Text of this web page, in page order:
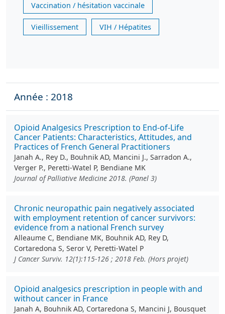
Vaccination / hésitation vaccinale
Vieillissement VIH / Hépatites
Année : 2018
Opioid Analgesics Prescription to End-of-Life
Cancer Patients: Characteristics, Attitudes, and
Practices of French General Practitioners
Janah A., Rey D., Bouhnik AD, Mancini J., Sarradon A.,
Verger P., Peretti-Watel P, Bendiane MK
Journal of Palliative Medicine 2018. (Panel 3)
Chronic neuropathic pain negatively associated
with employment retention of cancer survivors:
evidence from a national French survey
Alleaume C, Bendiane MK, Bouhnik AD, Rey D,
Cortaredona S, Seror V, Peretti-Watel P
J Cancer Surviv. 12(1):115-126 ; 2018 Feb. (Hors projet)
Opioid analgesics prescription in people with and
without cancer in France
Janah A, Bouhnik AD, Cortaredona S, Mancini J, Bousquet